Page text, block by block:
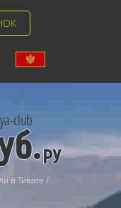
в Тивате /